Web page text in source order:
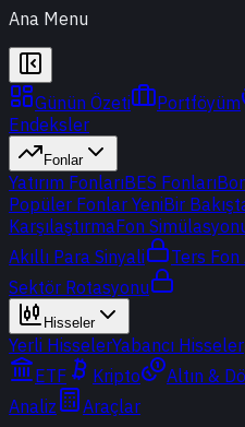
Ana Menu
Günün Özeti Portföyüm
Endeksler
Fonlar
Yatırım FonlarıBES Fonları
Popüler Fonlar YeniBir
KarşılaştırmaFon
Akıllı Para Sinyali
Ters
Sektör Rotasyonu
Hisseler
Yerli HisselerYabancı Hisseler
ETF
Kripto Altın &
Analiz
Araçlar